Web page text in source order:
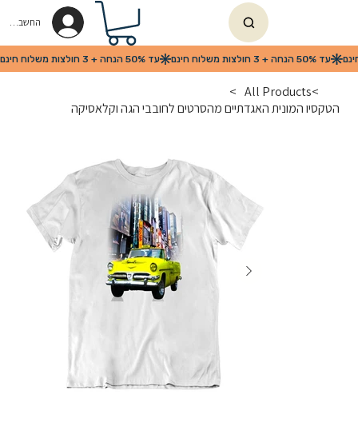
החשבון שלי
>
All Products
>
הטקסיו המונית האגדתיים מהסרטים לחובבי הגה וקלאסיקה